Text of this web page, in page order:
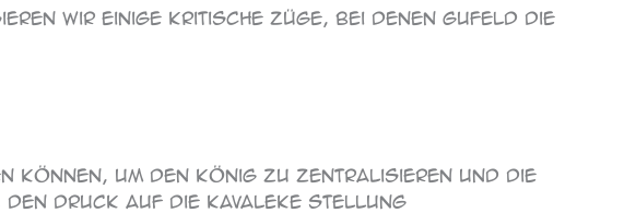
wir einige kritische Züge, bei denen Gufeld die
können, um den König zu zentralisieren und die
Druck auf die Kavaleke Stellung